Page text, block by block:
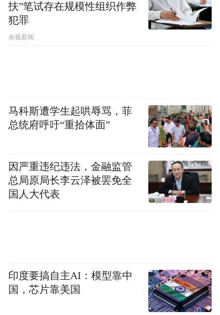
扶”笔试存在规模性组织作弊
犯罪
央视新闻
马科斯遭学生起哄辱骂，菲
总统府呼吁“重拾体面”
因严重违纪违法，金融监管
总局原局长李云泽被罢免全
国人大代表
印度要搞自主AI：模型靠中
国，芯片靠美国